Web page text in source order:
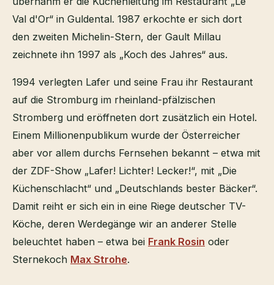
Val d'Or“ in Guldental. 1987 erkochte er sich dort
den zweiten Michelin-Stern, der Gault Millau
zeichnete ihn 1997 als „Koch des Jahres“ aus.
1994 verlegten Lafer und seine Frau ihr Restaurant
auf die Stromburg im rheinland-pfälzischen
Stromberg und eröffneten dort zusätzlich ein Hotel.
Einem Millionenpublikum wurde der Österreicher
aber vor allem durchs Fernsehen bekannt – etwa mit
der ZDF-Show „Lafer! Lichter! Lecker!“, mit „Die
Küchenschlacht“ und „Deutschlands bester Bäcker“.
Damit reiht er sich ein in eine Riege deutscher TV-
Köche, deren Werdegänge wir an anderer Stelle
beleuchtet haben – etwa bei Frank Rosin oder
Sternekoch Max Strohe.